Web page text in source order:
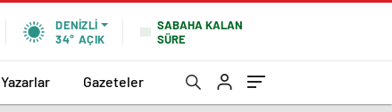
DENIZLI
34° AÇIK
SABAHA KALAN
SÜRE
Yazarlar Gazeteler